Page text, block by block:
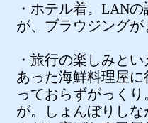
・ホテル着。LAN
が、ブラウジングが
・旅行の楽しみと
あった海鮮料理屋
っておらずがっく
が。しょんぼりし